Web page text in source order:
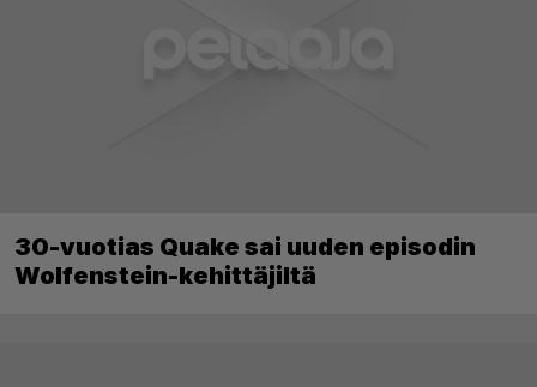
30-vuotias Quake sai uuden episodin
Wolfenstein-kehittäjiltä